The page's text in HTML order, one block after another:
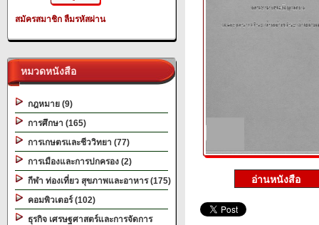
สมัครสมาชิก ลืมรหัสผ่าน
หมวดหนังสือ
กฎหมาย (9)
การศึกษา (165)
การเกษตรและชีววิทยา (77)
การเมืองและการปกครอง (2)
กีฬา ท่องเที่ยว สุขภาพและอาหาร (175)
คอมพิวเตอร์ (102)
ธุรกิจ เศรษฐศาสตร์และการจัดการ